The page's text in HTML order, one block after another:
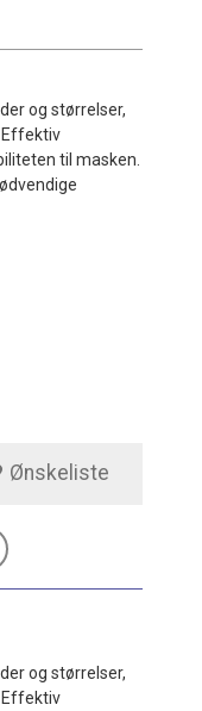
og størrelser,
Effektiv
til masken.
Ønskeliste
og størrelser,
Effektiv